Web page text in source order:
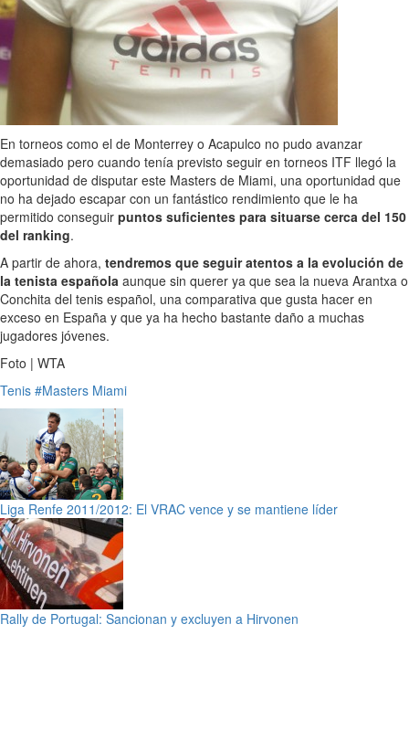
En torneos como el de Monterrey o Acapulco no pudo avanzar
demasiado pero cuando tenía previsto seguir en torneos ITF llegó la
oportunidad de disputar este Masters de Miami, una oportunidad que
no ha dejado escapar con un fantástico rendimiento que le ha
permitido conseguir puntos suficientes para situarse cerca del 150
del ranking.
A partir de ahora, tendremos que seguir atentos a la evolución de
la tenista española aunque sin querer ya que sea la nueva Arantxa o
Conchita del tenis español, una comparativa que gusta hacer en
exceso en España y que ya ha hecho bastante daño a muchas
jugadores jóvenes.
Foto | WTA
Tenis #Masters Miami
Liga Renfe 2011/2012: El VRAC vence y se mantiene líder
Rally de Portugal: Sancionan y excluyen a Hirvonen